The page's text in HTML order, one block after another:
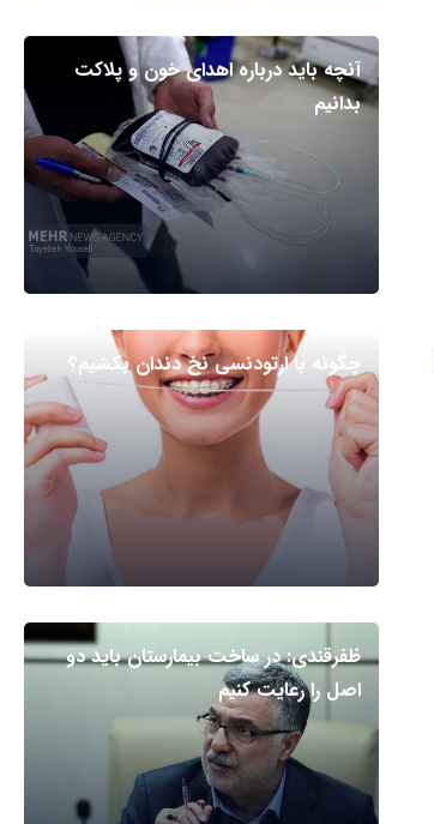
آنچه باید درباره اهدای خون و پلاکت
بدانیم
چگونه با ارتودنسی نخ دندان بکشیم؟
ظفرقندی: در ساخت بیمارستان باید دو
اصل را رعایت کنیم